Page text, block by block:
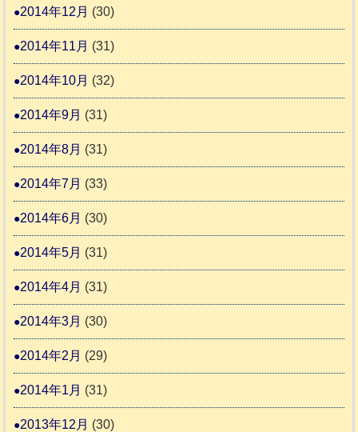
2014年12月 (30)
2014年11月 (31)
2014年10月 (32)
2014年9月 (31)
2014年8月 (31)
2014年7月 (33)
2014年6月 (30)
2014年5月 (31)
2014年4月 (31)
2014年3月 (30)
2014年2月 (29)
2014年1月 (31)
2013年12月 (30)